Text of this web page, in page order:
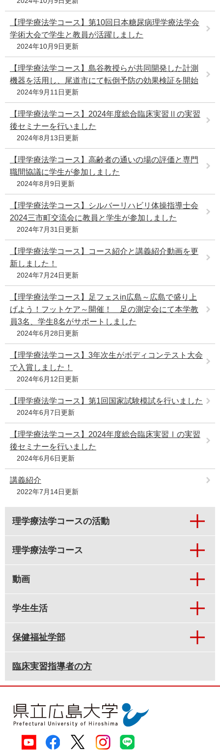
【理学療法学コース】第10回日本糖尿病理学療法学会
学術大会で学生と教員が活躍しました
2024年10月9日更新
【理学療法学コース】島谷教授らが共同開発した計測
機器を活用し、尾道市にて転倒予防の効果検証を開始
2024年9月11日更新
【理学療法学コース】2024年度総合臨床実習Ⅱの実習
後セミナーを行いました
2024年8月13日更新
【理学療法学コース】高齢者の通いの場の評価と専門
職間協議に学生が参加しました
2024年8月9日更新
【理学療法学コース】シルバーリハビリ体操指導士会
2024三市町交流会に教員と学生が参加しました
2024年7月31日更新
【理学療法学コース】コース紹介と講義紹介動画を更
新しました！
2024年7月24日更新
【理学療法学コース】足フェスin広島～広島で盛り上
げよう！フットケア～開催！ 足の測定会にて本学教
員3名、学生8名がサポートしました
2024年6月28日更新
【理学療法学コース】3年次生がボディコンテスト大会
で入賞しました！
2024年6月12日更新
【理学療法学コース】第1回国家試験模試を行いました
2024年6月7日更新
【理学療法学コース】2024年度総合臨床実習Ⅰの実習
後セミナーを行いました
2024年6月6日更新
講義紹介
2022年7月14日更新
理学療法学コースの活動
理学療法学コース
動画
学生生活
保健福祉学部
臨床実習指導者の方